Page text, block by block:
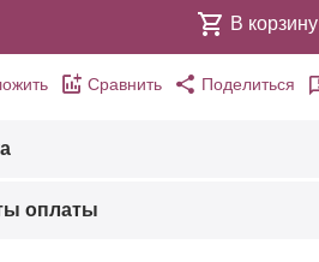
В корзину
Сравнить Поделиться
оплаты